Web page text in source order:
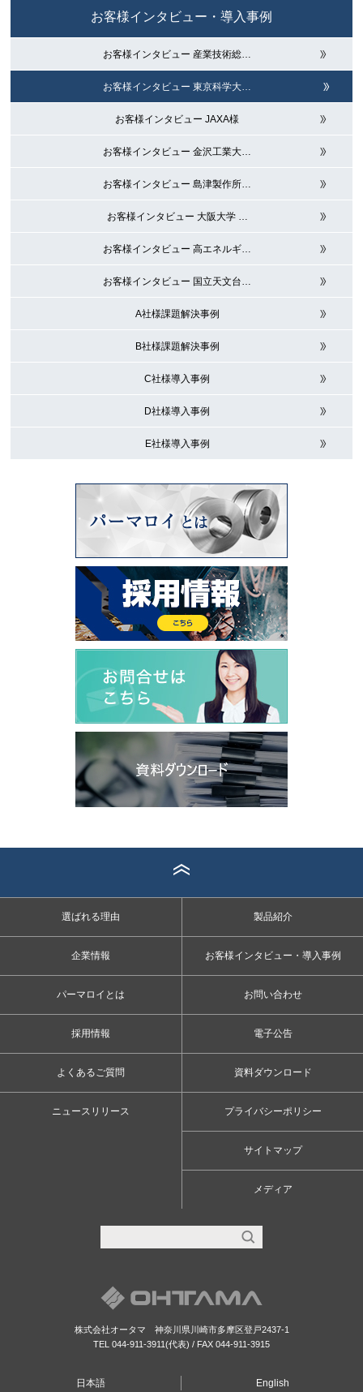
お客様インタビュー・導入事例
お客様インタビュー 産業技術総…
お客様インタビュー 東京科学大…
お客様インタビュー JAXA様
お客様インタビュー 金沢工業大…
お客様インタビュー 島津製作所…
お客様インタビュー 大阪大学 …
お客様インタビュー 高エネルギ…
お客様インタビュー 国立天文台…
A社様課題解決事例
B社様課題解決事例
C社様導入事例
D社様導入事例
E社様導入事例
選ばれる理由 製品紹介
企業情報 お客様インタビュー・導入事例
パーマロイとは
採用情報
よくあるご質問
ニュースリリース
お問い合わせ
電子公告
資料ダウンロード
プライバシーポリシー
サイトマップ
メディア
株式会社オータマ 神奈川県川崎市多摩区登戸2437-1
TEL 044-911-3911(代表) / FAX 044-911-3915
日本語 English